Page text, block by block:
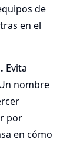
de
en el
Evita
nombre
por
en cómo